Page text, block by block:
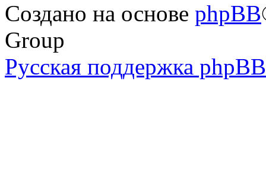
Создано на основе phpBB
Group
Русская поддержка phpBB